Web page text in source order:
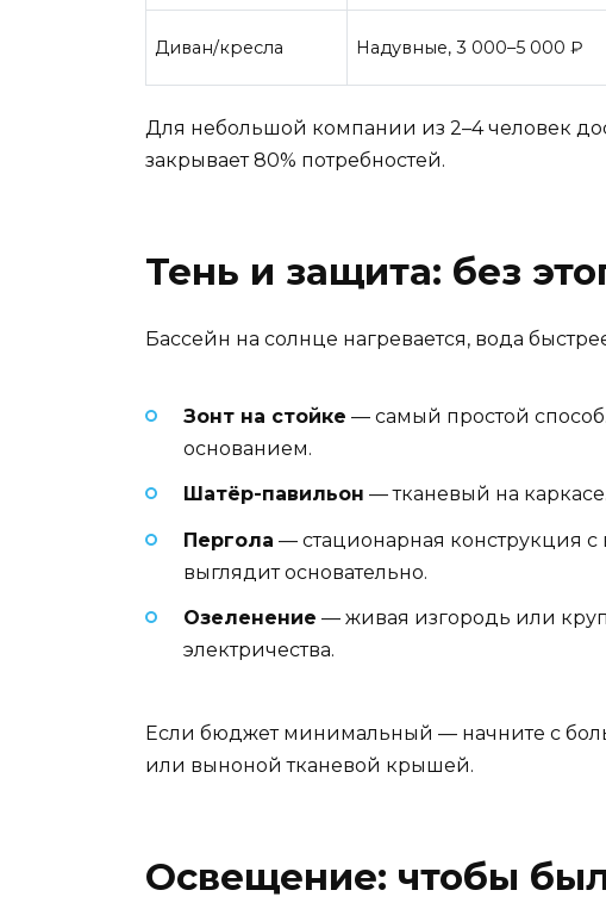
Диван/кресла Надувные, 3 000–5 000 ₽
Для небольшой компании из 2–4 человек
закрывает 80% потребностей.
Тень и защита: без
Бассейн на солнце нагревается, вода
Зонт на стойке — самый простой
основанием.
Шатёр-павильон — тканевый на
Пергола — стационарная конструкция
выглядит основательно.
Озеленение — живая изгородь или
электричества.
Если бюджет минимальный — начните с
или выноной тканевой крышей.
Освещение: чтобы